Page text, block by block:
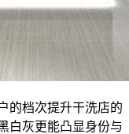
的档次提升干洗店的
白灰更能凸显身份与